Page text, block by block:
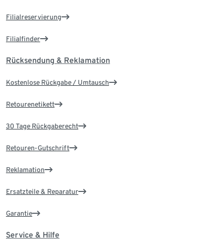
Filialreservierung
Filialfinder
Rücksendung & Reklamation
Kostenlose Rückgabe / Umtausch
Retourenetikett
30 Tage Rückgaberecht
Retouren-Gutschrift
Reklamation
Ersatzteile & Reparatur
Garantie
Service & Hilfe